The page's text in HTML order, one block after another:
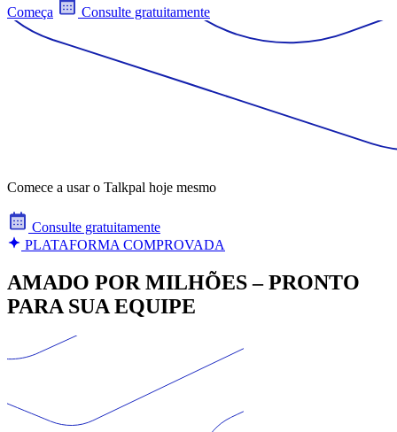
Começa Consulte gratuitamente
Comece a usar o Talkpal hoje mesmo
Consulte gratuitamente
PLATAFORMA COMPROVADA
AMADO POR MILHÕES – PRONTO
PARA SUA EQUIPE